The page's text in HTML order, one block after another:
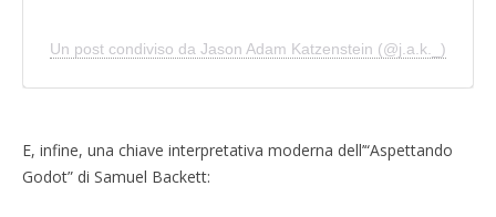
Un post condiviso da Jason Adam Katzenstein (@j.a.k._)
E, infine, una chiave interpretativa moderna dell’“Aspettando
Godot” di Samuel Backett: